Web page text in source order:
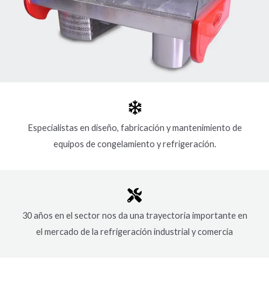
Especialistas en diseño, fabricación y mantenimiento de
equipos de congelamiento y refrigeración.
30 años en el sector nos da una trayectoria importante en
el mercado de la refrigeración industrial y comercia